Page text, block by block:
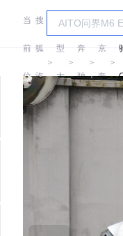
当
前
位
置:
搜
狐
汽
车
＞
车
型
大
＞
奔
驰
＞
北
京
奔
＞